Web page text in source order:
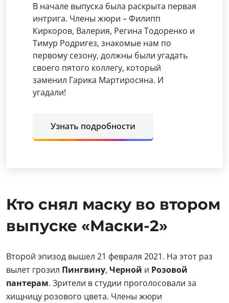
В начале выпуска была раскрыта первая
интрига. Члены жюри – Филипп
Киркоров, Валерия, Регина Тодоренко и
Тимур Родригез, знакомые нам по
первому сезону, должны были угадать
своего пятого коллегу, который
заменил Гарика Мартиросяна. И
угадали!
Узнать подробности
Кто снял маску во втором
выпуске «Маски-2»
Второй эпизод вышел 21 февраля 2021. На этот раз
вылет грозил Пингвину, Черной и Розовой
пантерам. Зрители в студии проголосовали за
хищницу розового цвета. Члены жюри